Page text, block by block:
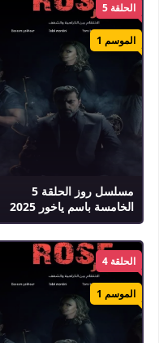
مسلسل روز الحلقة 5
الخامسة باسم ياخور 2025
الحلقة 5
الموسم 1
الحلقة 4
الموسم 1